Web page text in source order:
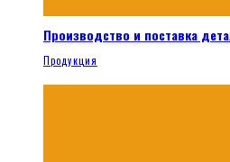
Производство и поставка
Продукция